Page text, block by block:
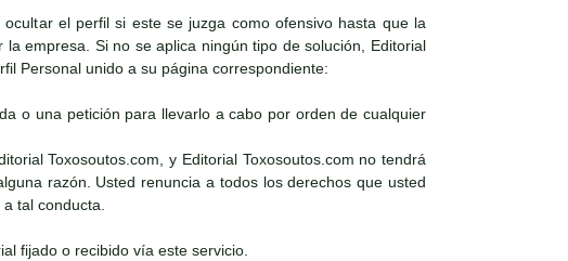
el perfil si este se juzga como ofensivo hasta que la
empresa. Si no se aplica ningún tipo de solución, Editorial
Personal unido a su página correspondiente:
o una petición para llevarlo a cabo por orden de cualquier
Toxosoutos.com, y Editorial Toxosoutos.com no tendrá
razón. Usted renuncia a todos los derechos que usted
tal conducta.
fijado o recibido vía este servicio.